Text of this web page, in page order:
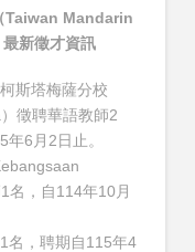
Taiwan Mandarin
新徵才資訊
斯塔梅薩分校
徵聘華語教師2
6月2日止。
名，自114年10月
名，聘期自115年4